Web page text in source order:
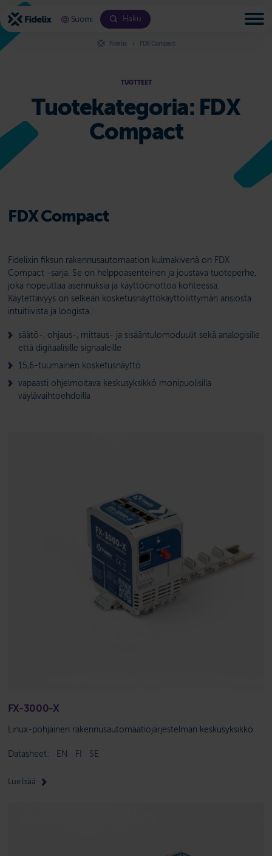
Siirry
sisältöön
Suomi Haku
Fidelix FDX Compact
TUOTTEET
Tuotekategoria: FDX
Compact
FDX Compact
Fidelixin fiksun rakennus­automaation kulmakivenä on FDX
Compact -sarja. Se on helppo­asenteinen ja joustava tuote­perhe,
joka nopeuttaa asennuksia ja käyttöön­ottoa kohteessa.
Käytettävyys on selkeän kosketus­näyttö­käyttö­liittymän ansiosta
intuitiivista ja loogista.
säätö-, ohjaus-, mittaus- ja sisääntulomoduulit sekä analogisille
että digitaalisille signaaleille
15,6-tuumainen kosketusnäyttö
vapaasti ohjelmoitava keskusyksikkö monipuolisilla
väylävaihtoehdoilla
FX-3000-X
Linux-pohjainen rakennusautomaatiojärjestelmän keskusyksikkö
Datasheet: EN FI SE
Lue lisää